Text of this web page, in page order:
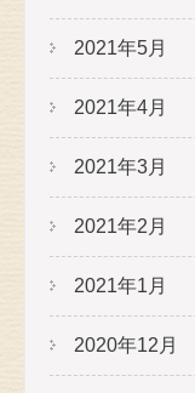
2021年5月
2021年4月
2021年3月
2021年2月
2021年1月
2020年12月